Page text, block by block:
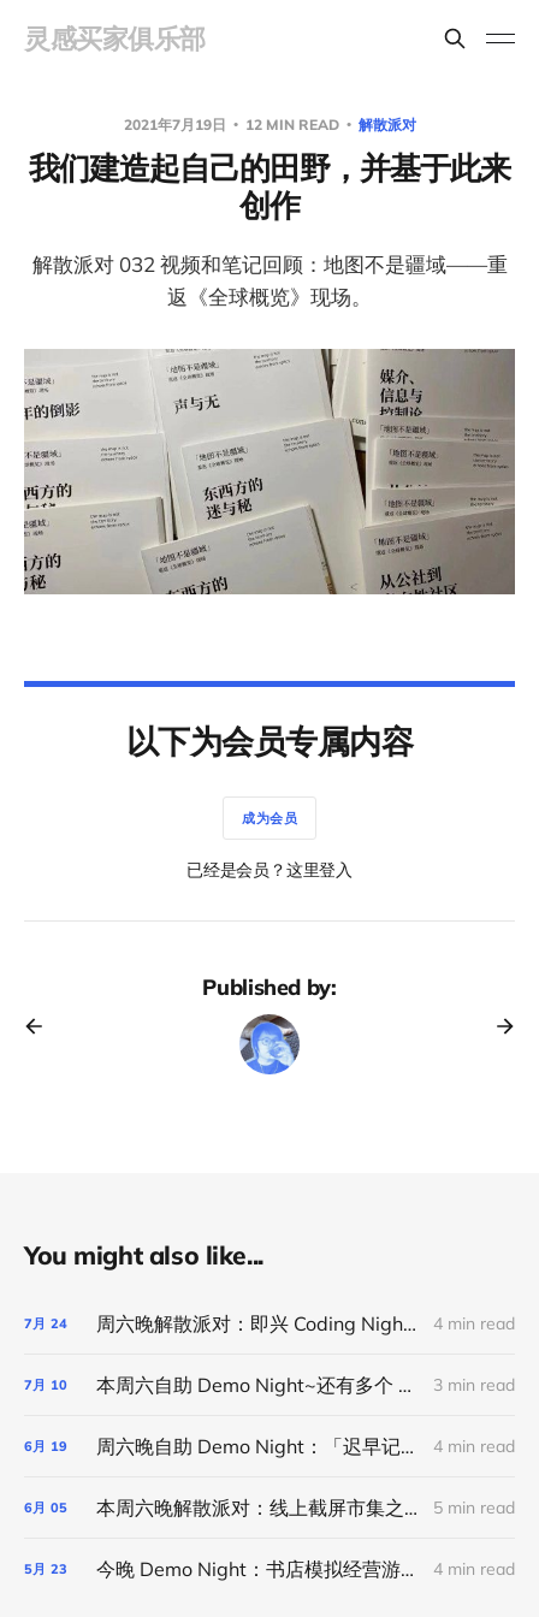
灵感买家俱乐部
2021年7月19日 12 MIN READ 解散派对
我们建造起自己的田野，并基于此来
创作
解散派对 032 视频和笔记回顾：地图不是疆域——重
返《全球概览》现场。
以下为会员专属内容
成为会员
已经是会员？这里登入
Published by:
You might also like...
7月 24 周六晚解散派对：即兴 Coding Night｜线上活动 4 min read
7月 10 本周六自助 Demo Night~还有多个 Demo 名额可以报名~ 3 min read
6月 19 周六晚自助 Demo Night：「迟早记账」app、写菜谱的中国女人、晨间笔记小程序和欢迎报名 4 min read
6月 05 本周六晚解散派对：线上截屏市集之线下版之线上版 5 min read
5月 23 今晚 Demo Night：书店模拟经营游戏、蒸馏「利器」、用 AI 省下开书店的十多万、咖啡风味订阅计划、用 CC 设计自行车棚和共享彼此的环境音 4 min read